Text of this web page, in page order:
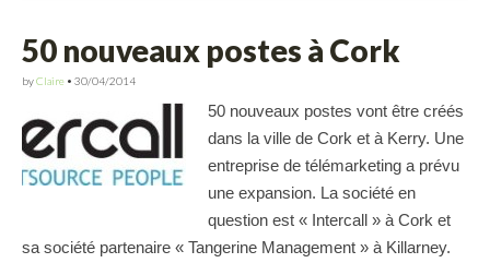
50 nouveaux postes à Cork
byClaire • 30/04/2014
50 nouveaux postes vont être créés
dans la ville de Cork et à Kerry. Une
entreprise de télémarketing a prévu
une expansion. La société en
question est « Intercall » à Cork et
sa société partenaire « Tangerine Management » à Killarney.